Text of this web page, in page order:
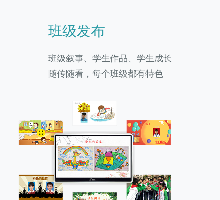
班级发布
班级叙事、学生作品、学生成长
随传随看，每个班级都有特色